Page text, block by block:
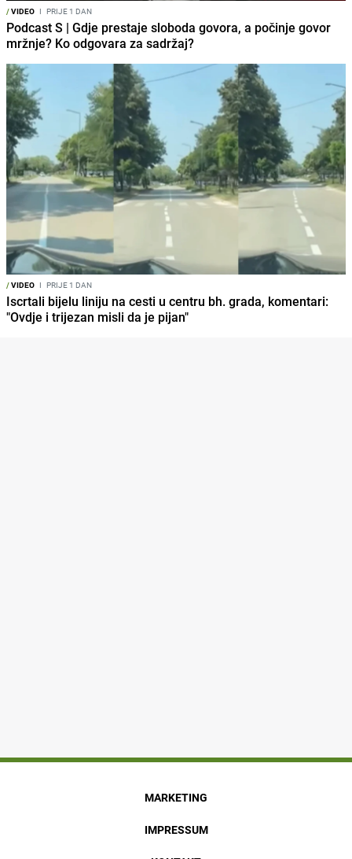
/VIDEO I PRIJE 1 DAN
Podcast S | Gdje prestaje sloboda govora, a počinje govor
mržnje? Ko odgovara za sadržaj?
/VIDEO I PRIJE 1 DAN
Iscrtali bijelu liniju na cesti u centru bh. grada, komentari:
"Ovdje i trijezan misli da je pijan"
MARKETING
IMPRESSUM